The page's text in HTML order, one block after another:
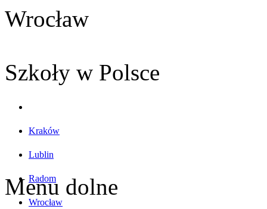
Wrocław
Szkoły w Polsce
Kraków
Lublin
Radom
Wrocław
Menu dolne